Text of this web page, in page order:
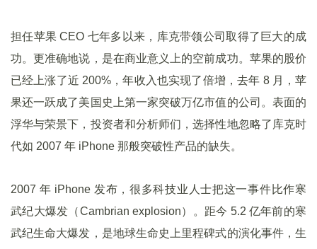
担任苹果 CEO 七年多以来，库克带领公司取得了巨大的成
功。更准确地说，是在商业意义上的空前成功。苹果的股价
已经上涨了近 200%，年收入也实现了倍增，去年 8 月，苹
果还一跃成了美国史上第一家突破万亿市值的公司。表面的
浮华与荣景下，投资者和分析师们，选择性地忽略了库克时
代如 2007 年 iPhone 那般突破性产品的缺失。
2007 年 iPhone 发布，很多科技业人士把这一事件比作寒
武纪大爆发（Cambrian explosion）。距今 5.2 亿年前的寒
武纪生命大爆发，是地球生命史上里程碑式的演化事件，生